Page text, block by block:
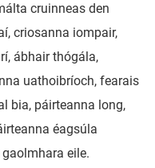
cruinneas den
criosanna iompair,
ábhair thógála,
uathoibríoch, fearais
bia, páirteanna long,
éagsúla
eile.